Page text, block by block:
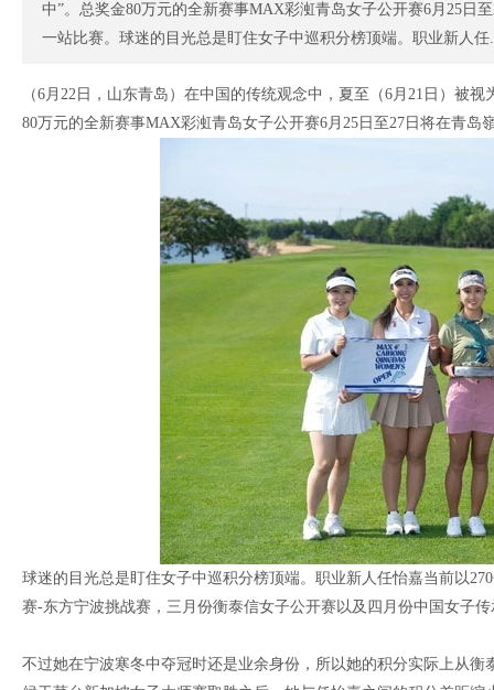
中”。总奖金80万元的全新赛事MAX彩渱青岛女子公开赛6月25日
一站比赛。球迷的目光总是盯住女子中巡积分榜顶端。职业新人任
（6月22日，山东青岛）在中国的传统观念中，夏至（6月21日）被
80万元的全新赛事MAX彩渱青岛女子公开赛6月25日至27日将在青
球迷的目光总是盯住女子中巡积分榜顶端。职业新人任怡嘉当前以
赛-东方宁波挑战赛，三月份衡泰信女子公开赛以及四月份中国女子
不过她在宁波寒冬中夺冠时还是业余身份，所以她的积分实际上从